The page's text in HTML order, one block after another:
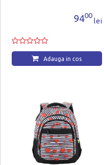
9400
lei
Adauga in cos